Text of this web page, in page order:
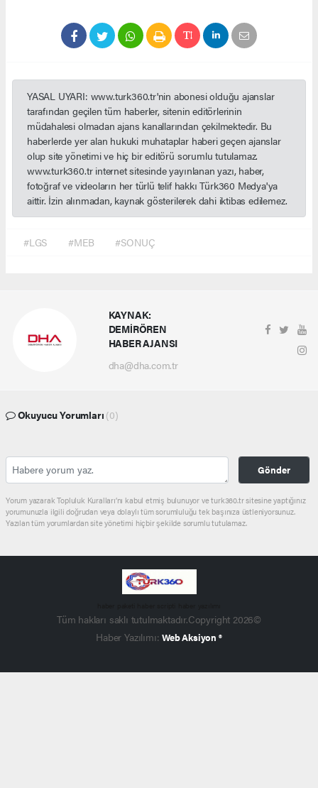
YASAL UYARI: www.turk360.tr'nin abonesi olduğu ajanslar
tarafından geçilen tüm haberler, sitenin editörlerinin
müdahalesi olmadan ajans kanallarından çekilmektedir. Bu
haberlerde yer alan hukuki muhataplar haberi geçen ajanslar
olup site yönetimi ve hiç bir editörü sorumlu tutulamaz.
www.turk360.tr internet sitesinde yayınlanan yazı, haber,
fotoğraf ve videoların her türlü telif hakkı Türk360 Medya'ya
aittir. İzin alınmadan, kaynak gösterilerek dahi iktibas edilemez.
#LGS #MEB #SONUÇ
KAYNAK:
DEMİRÖREN
HABER AJANSI
dha@dha.com.tr
Okuyucu Yorumları (0)
Gönder
Yorum yazarak Topluluk Kuralları’nı kabul etmiş bulunuyor ve turk360.tr sitesine yaptığınız
yorumunuzla ilgili doğrudan veya dolaylı tüm sorumluluğu tek başınıza üstleniyorsunuz.
Yazılan tüm yorumlardan site yönetimi hiçbir şekilde sorumlu tutulamaz.
Tüm hakları saklı tutulmaktadır.Copyright 2026©
Haber Yazılımı:Web Aksiyon ®